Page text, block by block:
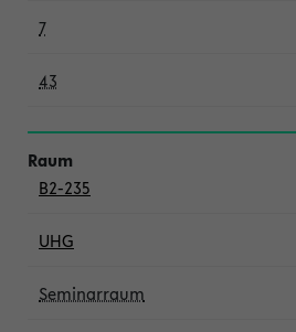
7
43
B2-235
UHG
Seminarraum